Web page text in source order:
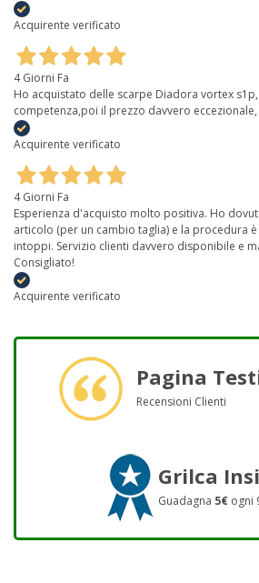
Acquirente verificato
4 Giorni Fa
Ho acquistato delle scarpe Diadora vortex
competenza,poi il prezzo davvero
Acquirente verificato
4 Giorni Fa
Esperienza d'acquisto molto positiva. Ho
articolo (per un cambio taglia) e la procedura
intoppi. Servizio clienti davvero disponibile e
Consigliato!
Acquirente verificato
Pagina
Recensioni Clienti
Grilca
Guadagna 5€ ogni